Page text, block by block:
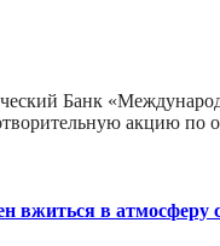
Банк
акцию по
вжиться в атмосферу